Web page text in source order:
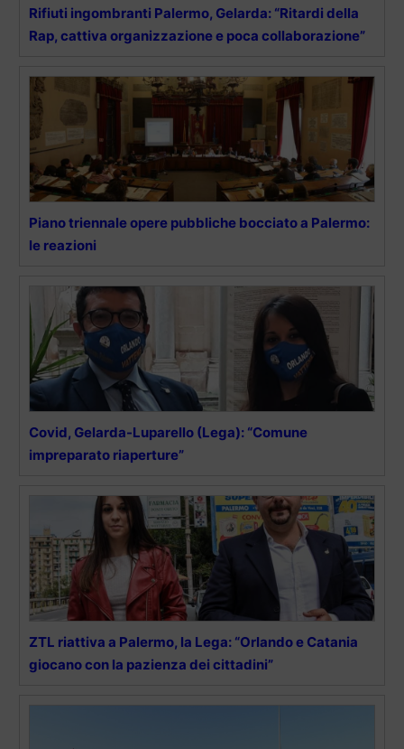
Rifiuti ingombranti Palermo, Gelarda: “Ritardi della
Rap, cattiva organizzazione e poca collaborazione”
Piano triennale opere pubbliche bocciato a Palermo:
le reazioni
Covid, Gelarda-Luparello (Lega): “Comune
impreparato riaperture”
ZTL riattiva a Palermo, la Lega: “Orlando e Catania
giocano con la pazienza dei cittadini”